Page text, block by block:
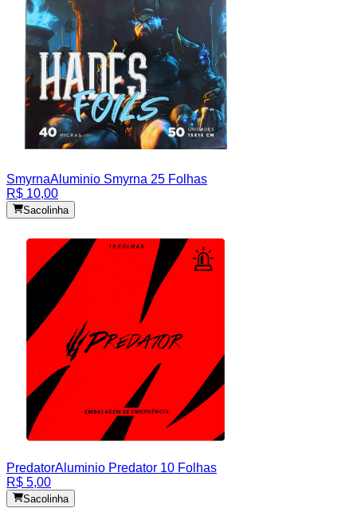
SmyrnaAluminio Smyrna 25 Folhas
R$ 10,00
Sacolinha
PredatorAluminio Predator 10 Folhas
R$ 5,00
Sacolinha